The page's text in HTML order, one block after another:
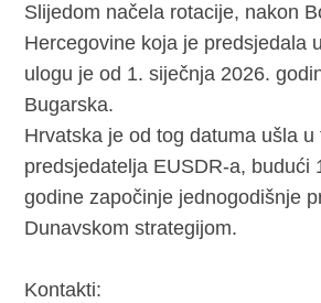
Slijedom načela rotacije, nakon
Hercegovine koja je predsjedala
ulogu je od 1. siječnja 2026.
Bugarska.
Hrvatska je od tog datuma ušla u
predsjedatelja EUSDR-a, budući
godine započinje jednogodišnje
Dunavskom strategijom.
Kontakti: